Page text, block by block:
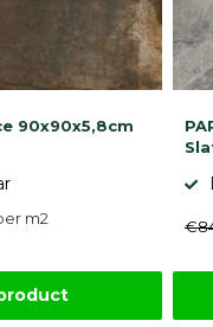
90x90x5,8cm
m2